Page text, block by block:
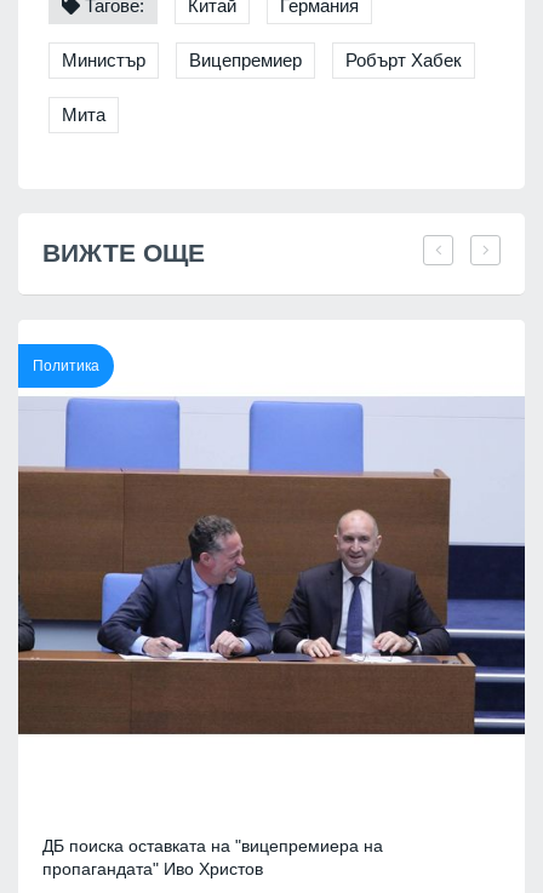
Тагове: Китай Германия
Министър Вицепремиер Робърт Хабек
Мита
ВИЖТЕ ОЩЕ
Политика
ДБ поиска оставката на "вицепремиера на
пропагандата" Иво Христов